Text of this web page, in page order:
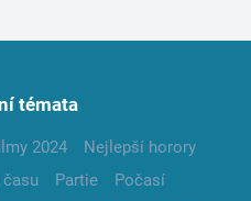
témata
2024
Nejlepší horory
Partie
Počasí